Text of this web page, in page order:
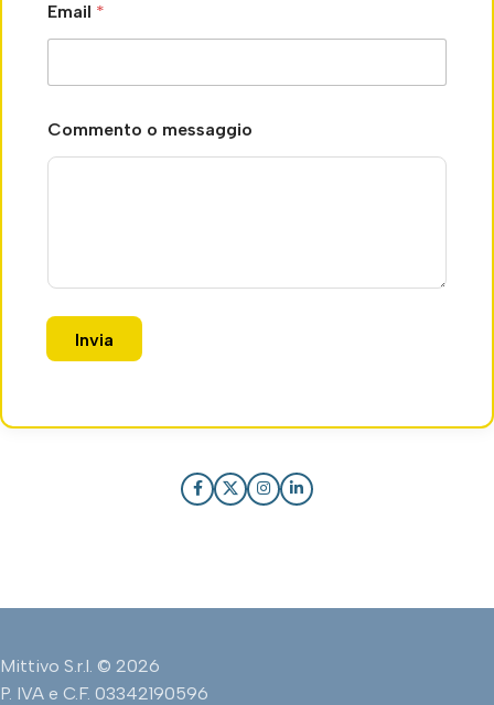
Email *
o
N
Commento o messaggio
Invia
Mittivo S.r.l. © 2026
P. IVA e C.F. 03342190596